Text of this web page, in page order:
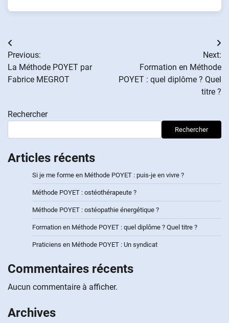
Navigation
de
l’article
Previous:
La Méthode POYET par
Fabrice MEGROT
Next:
Formation en Méthode
POYET : quel diplôme ? Quel
titre ?
Rechercher
Rechercher
Articles récents
Si je me forme en Méthode POYET : puis-je en vivre ?
Méthode POYET : ostéothérapeute ?
Méthode POYET : ostéopathie énergétique ?
Formation en Méthode POYET : quel diplôme ? Quel titre ?
Praticiens en Méthode POYET : Un syndicat
Commentaires récents
Aucun commentaire à afficher.
Archives